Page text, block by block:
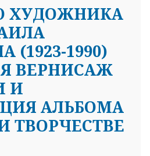
ХУДОЖНИКА
(1923-1990)
ВЕРНИСАЖ
И
АЛЬБОМА
ТВОРЧЕСТВЕ